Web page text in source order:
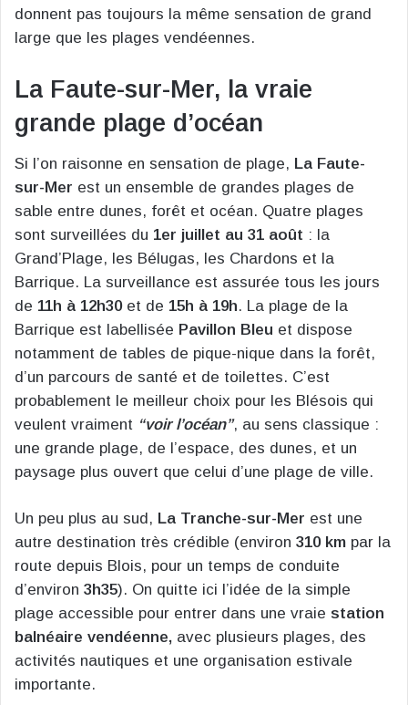
donnent pas toujours la même sensation de grand
large que les plages vendéennes.
La Faute-sur-Mer, la vraie
grande plage d’océan
Si l’on raisonne en sensation de plage, La Faute-
sur-Mer est un ensemble de grandes plages de
sable entre dunes, forêt et océan. Quatre plages
sont surveillées du 1er juillet au 31 août : la
Grand’Plage, les Bélugas, les Chardons et la
Barrique. La surveillance est assurée tous les jours
de 11h à 12h30et de 15h à 19h. La plage de la
Barrique est labellisée Pavillon Bleu et dispose
notamment de tables de pique-nique dans la forêt,
d’un parcours de santé et de toilettes. C’est
probablement le meilleur choix pour les Blésois qui
veulent vraiment “voir l’océan”, au sens classique :
une grande plage, de l’espace, des dunes, et un
paysage plus ouvert que celui d’une plage de ville.
Un peu plus au sud, La Tranche-sur-Mer est une
autre destination très crédible (environ 310 km par la
route depuis Blois, pour un temps de conduite
d’environ 3h35). On quitte ici l’idée de la simple
plage accessible pour entrer dans une vraie station
balnéaire vendéenne, avec plusieurs plages, des
activités nautiques et une organisation estivale
importante.